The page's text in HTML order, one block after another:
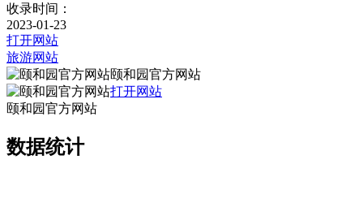
收录时间：
2023-01-23
打开网站
旅游网站
颐和园官方网站
打开网站
颐和园官方网站
数据统计